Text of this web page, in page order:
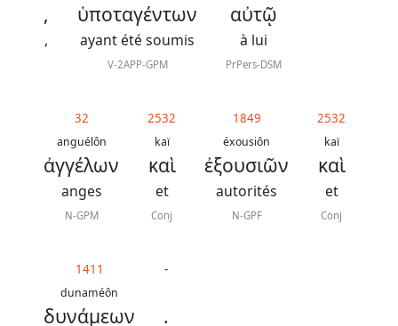
,
,
ὑποταγέντων
ayant été soumis
V-2APP-GPM
αὐτῷ
à lui
PrPers-DSM
32
anguélôn
ἀγγέλων
anges
N-GPM
2532
kaï
καὶ
et
Conj
1849
éxousiôn
ἐξουσιῶν
autorités
N-GPF
2532
kaï
καὶ
et
Conj
1411
dunaméôn
δυνάμεων
-
.
Bible
Traduction
Darby
révisée
contacter